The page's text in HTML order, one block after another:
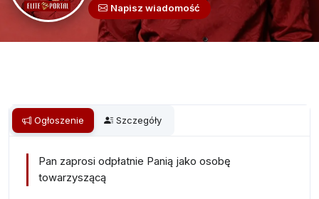
Napisz wiadomość
Ogłoszenie Szczegóły
Pan zaprosi odpłatnie Panią jako osobę
towarzyszącą